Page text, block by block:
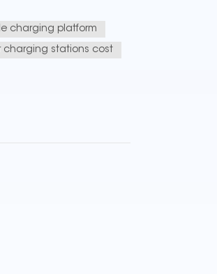
charging platform
charging stations cost